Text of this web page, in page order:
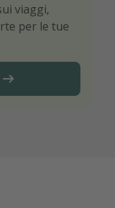
viaggi,
per le tue
offerte di